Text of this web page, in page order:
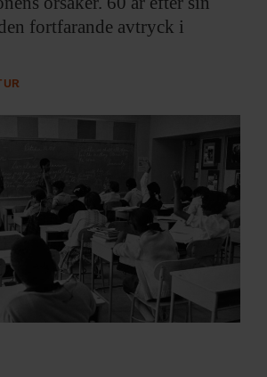
& RESOR
PÅ F&F
I F&F
fortfarande avtryck i